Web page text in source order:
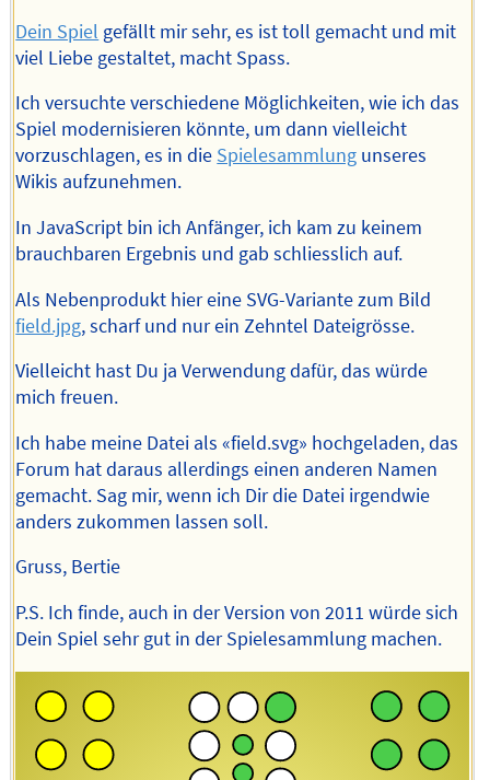
Dein Spiel gefällt mir sehr, es ist toll gemacht und mit
viel Liebe gestaltet, macht Spass.
Ich versuchte verschiedene Möglichkeiten, wie ich das
Spiel modernisieren könnte, um dann vielleicht
vorzuschlagen, es in die Spielesammlung unseres
Wikis aufzunehmen.
In JavaScript bin ich Anfänger, ich kam zu keinem
brauchbaren Ergebnis und gab schliesslich auf.
Als Nebenprodukt hier eine SVG-Variante zum Bild
field.jpg, scharf und nur ein Zehntel Dateigrösse.
Vielleicht hast Du ja Verwendung dafür, das würde
mich freuen.
Ich habe meine Datei als «field.svg» hochgeladen, das
Forum hat daraus allerdings einen anderen Namen
gemacht. Sag mir, wenn ich Dir die Datei irgendwie
anders zukommen lassen soll.
Gruss, Bertie
P.S. Ich finde, auch in der Version von 2011 würde sich
Dein Spiel sehr gut in der Spielesammlung machen.